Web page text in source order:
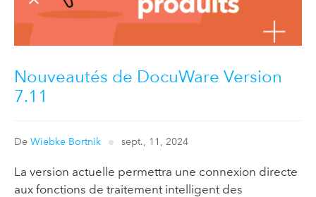
Nouveautés de DocuWare Version
7.11
De Wiebke Bortnik sept., 11, 2024
La version actuelle permettra une connexion directe
aux fonctions de traitement intelligent des